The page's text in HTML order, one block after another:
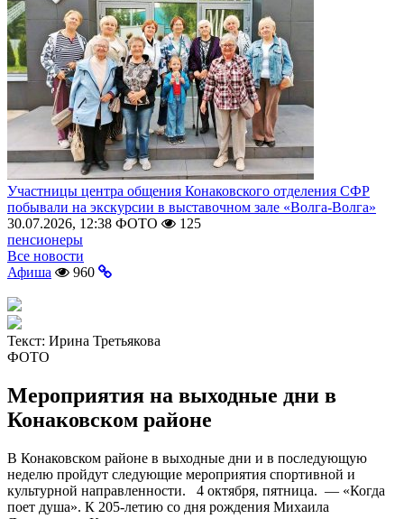
Участницы центра общения Конаковского отделения СФР
побывали на экскурсии в выставочном зале «Волга-Волга»
30.07.2026, 12:38 ФОТО
125
пенсионеры
Все новости
Афиша
960
Текст: Ирина Третьякова
ФОТО
Мероприятия на выходные дни в
Конаковском районе
В Конаковском районе в выходные дни и в последующую
неделю пройдут следующие мероприятия спортивной и
культурной направленности. 4 октября, пятница. — «Когда
поет душа». К 205-летию со дня рождения Михаила